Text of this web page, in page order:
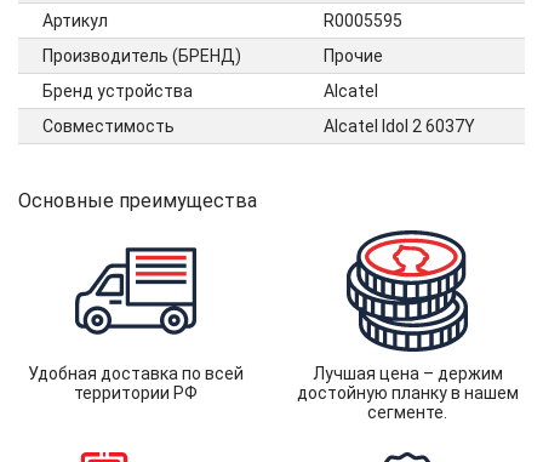
Артикул
R0005595
Производитель (БРЕНД)
Прочие
Бренд устройства
Alcatel
Совместимость
Alcatel Idol 2 6037Y
Основные преимущества
Удобная доставка по всей
территории РФ
Лучшая цена – держим
достойную планку в нашем
сегменте.